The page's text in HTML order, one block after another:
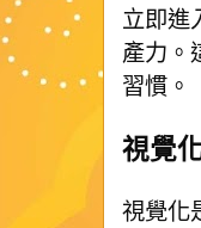
立即進
產力。
習慣。
視覺
視覺化